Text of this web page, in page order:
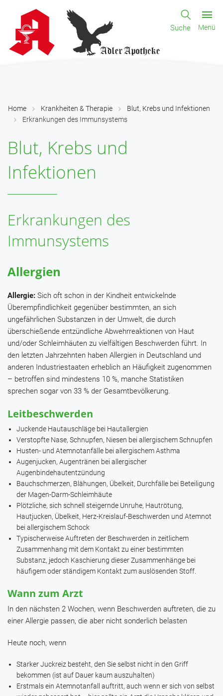
Suche Menü
Home Krankheiten & Therapie
Blut, Krebs und Infektionen
Erkrankungen des Immunsystems
Blut, Krebs und
Infektionen
Erkrankungen des
Immunsystems
Allergien
Allergie: Sich oft schon in der Kindheit entwickelnde
Überempfindlichkeit gegenüber bestimmten, an sich
ungefährlichen Substanzen in der Umwelt, die durch
überschießende entzündliche Abwehrreaktionen von Haut
und/oder Schleimhäuten zu vielfältigen Beschwerden führt. In
den letzten Jahrzehnten haben Allergien in Deutschland und
anderen Industriestaaten erheblich an Häufigkeit zugenommen
– betroffen sind mindestens 10 %, manche Statistiken
sprechen sogar von 33 % der Gesamtbevölkerung.
Leitbeschwerden
Juckende Hautauschläge bei Hautallergien
Verstopfte Nase, Schnupfen, Niesen bei allergischem Schnupfen
Husten- und Atemnotanfälle bei allergischem Asthma
Augenjucken, Augentränen bei allergischer
Augenbindehautentzündung
Bauchschmerzen, Blähungen, Übelkeit, Durchfälle bei Beteiligung
der Magen-Darm-Schleimhäute
Plötzliche, sich schnell steigernde Unruhe, Hautrötung,
Hautjucken, Übelkeit, Herz-Kreislauf-Beschwerden und Atemnot
bei allergischem Schock
Typischerweise Auftreten der Beschwerden in zeitlichem
Zusammenhang mit dem Kontakt zu einer bestimmten
Substanz, jedoch Kaschierung dieser Zusammenhänge bei
häufigem oder ständigem Kontakt zum auslösenden Stoff.
Wann zum Arzt
In den nächsten 2 Wochen, wenn Beschwerden auftreten, die zu
einer Allergie passen, die aber nicht sonderlich belasten
Heute noch, wenn
Starker Juckreiz besteht, den Sie selbst nicht in den Griff
bekommen (ist auf Dauer kaum auszuhalten)
Erstmals ein Atemnotanfall auftritt, auch wenn er sich von selbst